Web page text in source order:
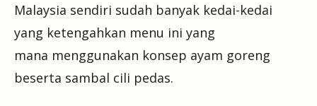
Malaysia sendiri sudah banyak kedai-kedai
yang ketengahkan menu ini yang
mana menggunakan konsep ayam goreng
beserta sambal cili pedas.